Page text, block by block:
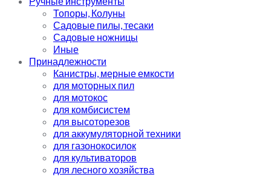
Топоры, Колуны
Садовые пилы, тесаки
Садовые ножницы
Иные
Принадлежности
Канистры, мерные емкости
для моторных пил
для мотокос
для комбисистем
для высоторезов
для аккумуляторной техники
для газонокосилок
для культиваторов
для лесного хозяйства